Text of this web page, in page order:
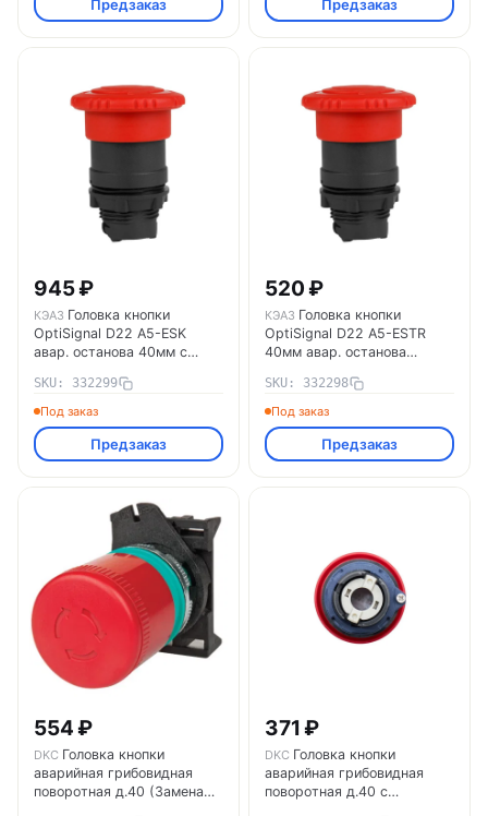
Предзаказ Предзаказ
945 ₽
КЭАЗ Головка кнопки
OptiSignal D22 A5-ESK
авар. останова 40мм с
КЭАЗ 332299
SKU: 332299
Под заказ
Предзаказ
520 ₽
КЭАЗ Головка кнопки
OptiSignal D22 A5-ESTR
40мм авар. останова
ZB5AS844 КЭАЗ 332298
SKU: 332298
Под заказ
Предзаказ
554 ₽
DKC Головка кнопки
аварийная грибовидная
поворотная д.40 (Замена
371 ₽
DKC Головка кнопки
аварийная грибовидная
поворотная д.40 с